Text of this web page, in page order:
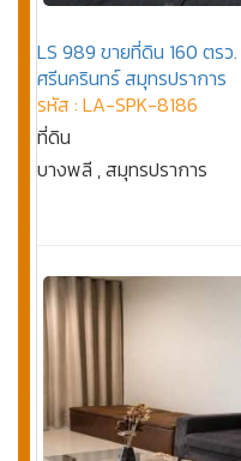
LS 989 ขายที่ดิน 160 ตรว
ศรีนครินทร์ สมุทรปราการ
รหัส : LA-SPK-8186
ที่ดิน
บางพลี , สมุทรปราการ